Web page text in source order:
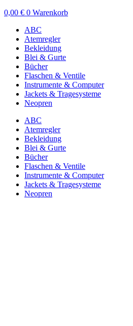
0,00 € 0 Warenkorb
ABC
Atemregler
Bekleidung
Blei & Gurte
Bücher
Flaschen & Ventile
Instrumente & Computer
Jackets & Tragesysteme
Neopren
ABC
Atemregler
Bekleidung
Blei & Gurte
Bücher
Flaschen & Ventile
Instrumente & Computer
Jackets & Tragesysteme
Neopren